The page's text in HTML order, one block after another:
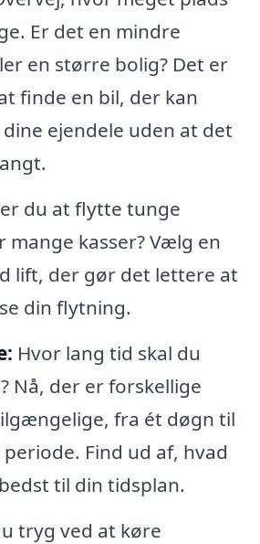
Er det en mindre
en større bolig? Det er
finde en bil, der kan
ejendele uden at det
du at flytte tunge
mange kasser? Vælg en
lift, der gør det lettere at
din flytning.
Hvor lang tid skal du
Nå, der er forskellige
fra ét døgn til
Find ud af, hvad
til din tidsplan.
tryg ved at køre